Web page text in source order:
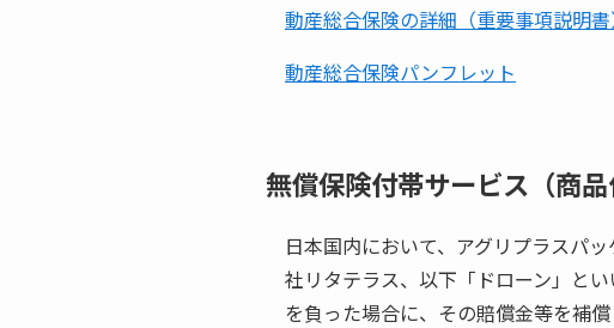
動産総合保険の詳細（重要事項説明書
動産総合保険パンフレット
無償保険付帯サービス（商品
日本国内において、アグリプラスパ
社リタテラス、以下「ドローン」と
を負った場合に、その賠償金等を補償